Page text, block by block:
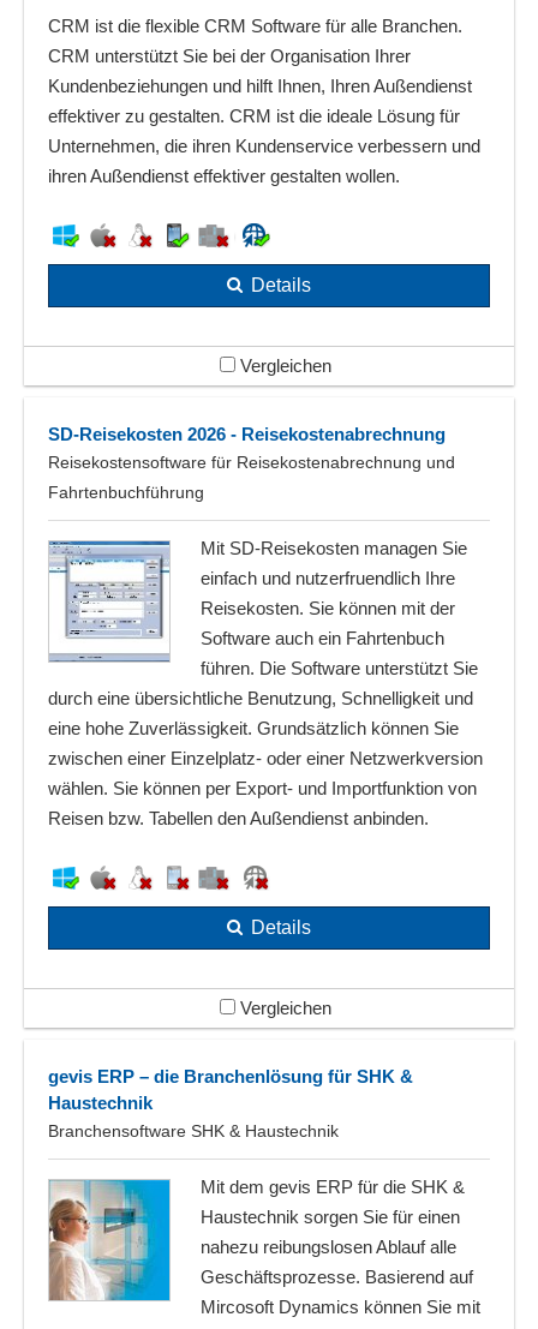
CRM ist die flexible CRM Software für alle Branchen.
CRM unterstützt Sie bei der Organisation Ihrer
Kundenbeziehungen und hilft Ihnen, Ihren Außendienst
effektiver zu gestalten. CRM ist die ideale Lösung für
Unternehmen, die ihren Kundenservice verbessern und
ihren Außendienst effektiver gestalten wollen.
Details
Vergleichen
SD-Reisekosten 2026 - Reisekostenabrechnung
Reisekostensoftware für Reisekostenabrechnung und
Fahrtenbuchführung
Mit SD-Reisekosten managen Sie
einfach und nutzerfruendlich Ihre
Reisekosten. Sie können mit der
Software auch ein Fahrtenbuch
führen. Die Software unterstützt Sie
durch eine übersichtliche Benutzung, Schnelligkeit und
eine hohe Zuverlässigkeit. Grundsätzlich können Sie
zwischen einer Einzelplatz- oder einer Netzwerkversion
wählen. Sie können per Export- und Importfunktion von
Reisen bzw. Tabellen den Außendienst anbinden.
Details
Vergleichen
gevis ERP – die Branchenlösung für SHK &
Haustechnik
Branchensoftware SHK & Haustechnik
Mit dem gevis ERP für die SHK &
Haustechnik sorgen Sie für einen
nahezu reibungslosen Ablauf alle
Geschäftsprozesse. Basierend auf
Mircosoft Dynamics können Sie mit